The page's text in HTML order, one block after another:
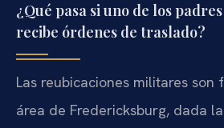
¿Qué pasa si uno de los
recibe órdenes de traslado?
Las reubicaciones militares son
área de Fredericksburg, dada